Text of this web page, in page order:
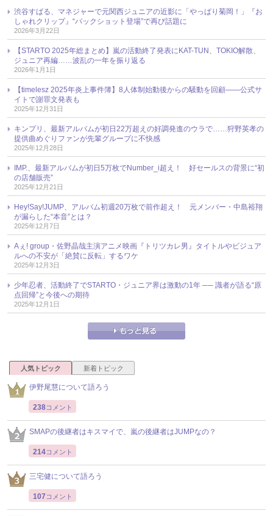
渋谷すばる、マネジャーで元関西ジュニアの近影に「やっぱり菊岡！」『お
しゃれクリップ』“バックショット登場”で再び話題に
2026年3月22日
【STARTO 2025年総まとめ】嵐の活動終了発表にKAT-TUN、TOKIO解散、
ジュニア再編……波乱の一年を振り返る
2026年1月1日
【timelesz 2025年炎上事件簿】8人体制始動後からの騒動を回顧――公式サ
イトで謝罪文発表も
2025年12月31日
キンプリ、最新アルバムが初日22万超えの好調発進のウラで……狩野英孝の
提供曲めぐりファンが先輩グループに不快感
2025年12月28日
IMP.、最新アルバムが初日5万枚でNumber_i超え！ 好セールスの背景に“初
の店舗販売”
2025年12月21日
Hey!Say!JUMP、アルバム初週20万枚で前作超え！ 元メンバー・中島裕翔
が漏らした“本音”とは？
2025年12月7日
Aぇ! group・佐野晶哉主演アニメ映画『トリツカレ男』タイトルやビジュア
ルへの不安が「絶賛に反転」するワケ
2025年12月3日
少年忍者、活動終了でSTARTO・ジュニア界は激動の1年 ── 識者が語る“原
点回帰”と今後への期待
2025年12月1日
人気トピック 新着トピック
伊野尾慧について語ろう
238コメント
SMAPの後継者はキスマイで、嵐の後継者はJUMPなの？
214コメント
三宅健について語ろう
107 コメント